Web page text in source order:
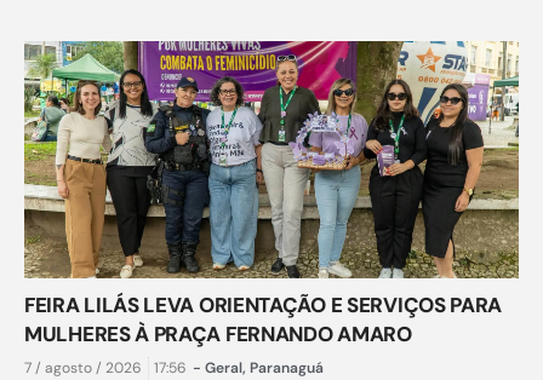
FEIRA LILÁS LEVA ORIENTAÇÃO E SERVIÇOS PARA
MULHERES À PRAÇA FERNANDO AMARO
7 / agosto / 2026 17:56 - Geral, Paranaguá